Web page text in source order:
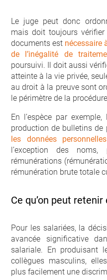
Le juge peut donc
mais doit toujours
documents est nécessaire
de l’inégalité de
poursuivi. Il doit aussi
atteinte à la vie privée,
au droit à la preuve sont
le périmètre de la
En l’espèce par
production de bulletins de
les données
l’exception des noms,
rémunérations
rémunération brute totale
Ce qu’on peut retenir
Pour les salariées, la
avancée significative
salariale. En produisant
collègues masculins,
plus facilement une